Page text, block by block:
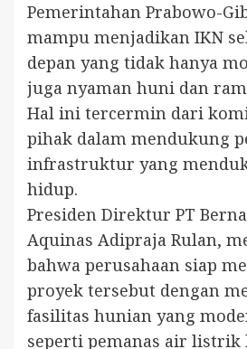
Pemerintahan Prabowo-
mampu menjadikan IKN
depan yang tidak hanya
juga nyaman huni dan
Hal ini tercermin dari
pihak dalam mendukung
infrastruktur yang
hidup.
Presiden Direktur PT
Aquinas Adipraja Rulan,
bahwa perusahaan siap
proyek tersebut dengan
fasilitas hunian yang
seperti pemanas air listrik